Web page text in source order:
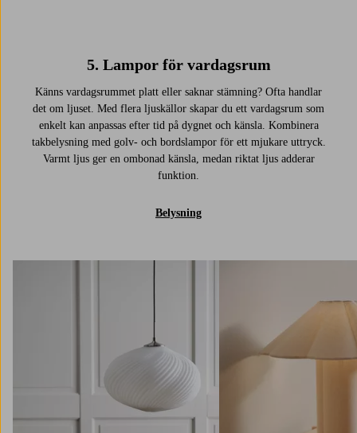
5. Lampor för vardagsrum
Känns vardagsrummet platt eller saknar stämning? Ofta handlar
det om ljuset. Med flera ljuskällor skapar du ett vardagsrum som
enkelt kan anpassas efter tid på dygnet och känsla. Kombinera
takbelysning med golv- och bordslampor för ett mjukare uttryck.
Varmt ljus ger en ombonad känsla, medan riktat ljus adderar
funktion.
Belysning